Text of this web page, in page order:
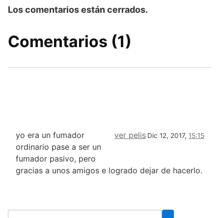
Los comentarios están cerrados.
Comentarios (1)
ver pelis Dic 12, 2017, 15:15
yo era un fumador
ordinario pase a ser un
fumador pasivo, pero
gracias a unos amigos e logrado dejar de hacerlo.